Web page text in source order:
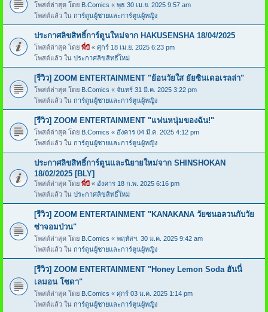
โพสต์ล่าสุด โดย B.Comics « พุธ 30 เม.ย. 2025 9:57 am
โพสต์แล้ว ใน การ์ตูนผู้ชายและการ์ตูนผู้หญิง
ประกาศลิขสิทธิ์การ์ตูนใหม่จาก HAKUSENSHA 18/04/2025
โพสต์ล่าสุด โดย พี่บี « ศุกร์ 18 เม.ย. 2025 6:23 pm
โพสต์แล้ว ใน ประกาศลิขสิทธิ์ใหม่
[รีวิว] ZOOM ENTERTAINMENT "ย้อนวัยใส ยัยซินเดอเรลล่า"
โพสต์ล่าสุด โดย B.Comics « จันทร์ 31 มี.ค. 2025 3:22 pm
โพสต์แล้ว ใน การ์ตูนผู้ชายและการ์ตูนผู้หญิง
[รีวิว] ZOOM ENTERTAINMENT "แฟนหนุ่มของฉัน!"
โพสต์ล่าสุด โดย B.Comics « อังคาร 04 มี.ค. 2025 4:12 pm
โพสต์แล้ว ใน การ์ตูนผู้ชายและการ์ตูนผู้หญิง
ประกาศลิขสิทธิ์การ์ตูนและนิยายใหม่จาก SHINSHOKAN
18/02/2025 [BLY]
โพสต์ล่าสุด โดย พี่บี « อังคาร 18 ก.พ. 2025 6:16 pm
โพสต์แล้ว ใน ประกาศลิขสิทธิ์ใหม่
[รีวิว] ZOOM ENTERTAINMENT "KANAKANA วัยซนอลวนกับวัย
ซ่าจอมป่วน"
โพสต์ล่าสุด โดย B.Comics « พฤหัสฯ. 30 ม.ค. 2025 9:42 am
โพสต์แล้ว ใน การ์ตูนผู้ชายและการ์ตูนผู้หญิง
[รีวิว] ZOOM ENTERTAINMENT "Honey Lemon Soda ฮันนี่
เลมอน โซดา"
โพสต์ล่าสุด โดย B.Comics « ศุกร์ 03 ม.ค. 2025 1:14 pm
โพสต์แล้ว ใน การ์ตูนผู้ชายและการ์ตูนผู้หญิง